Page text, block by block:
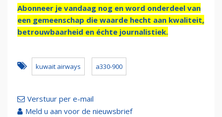
Abonneer je vandaag nog en word onderdeel van
een gemeenschap die waarde hecht aan kwaliteit,
betrouwbaarheid en échte journalistiek.
kuwait airways a330-900
Verstuur per e-mail
Meld u aan voor de nieuwsbrief